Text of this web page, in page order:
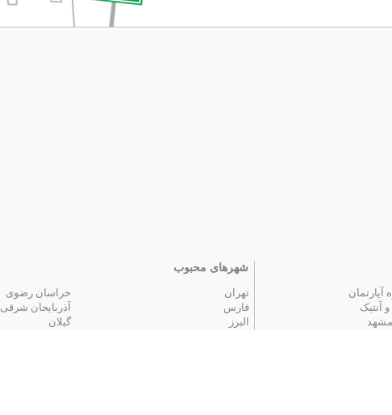
آپارتمان
آنتیک
مشهد
شهرهای محبوب
تهران خراسان رضوی
فارس
آذربایجان شرقی
البرز
گیلان